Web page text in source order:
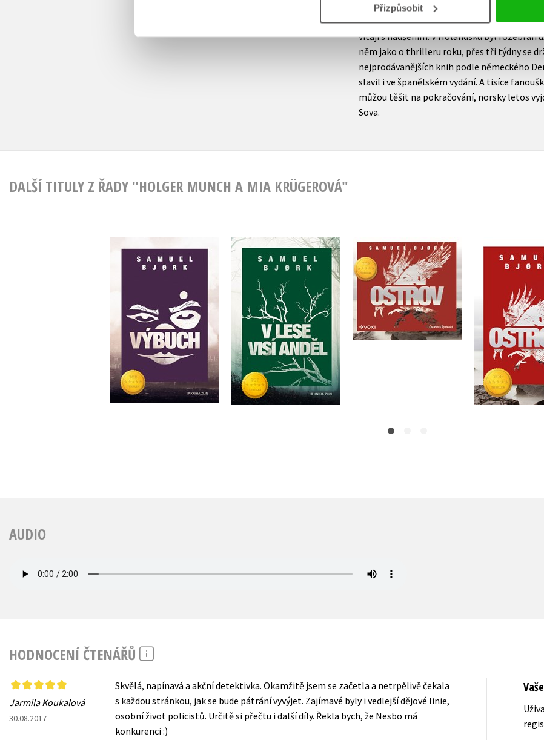
Přizpůsobit
mezinárodního zájmu. Překládá se do
včetně hebrejštiny či japonštiny. A všude
vítají s nadšením. V Holandsku byl rozebrán
něm jako o thrilleru roku, přes tři týdny se
nejprodávanějších knih podle německého
slavil i ve španělském vydání. A tisíce
můžou těšit na pokračování, norsky letos
Sova.
DALŠÍ TITULY Z ŘADY "HOLGER MUNCH A MIA KRÜGEROVÁ"
Výbuch
Samuel Bjork
Do košíku
499 Kč
399 Kč
V lese visí anděl
Samuel Bjork
Do košíku
399 Kč
319 Kč
Ostrov (audiokniha)
Samuel Bjork Samuel
Do
375 Kč
AUDIO
HODNOCENÍ ČTENÁŘŮ
Jarmila Koukalová
30.08.2017
Skvělá, napínavá a akční detektivka. Okamžitě jsem se začetla a netrpělivě čekala
s každou stránkou, jak se bude pátrání vyvýjet. Zajímavé byly i vedlejší dějové linie,
osobní život policistů. Určitě si přečtu i další díly. Řekla bych, že Nesbo má
konkurenci :)